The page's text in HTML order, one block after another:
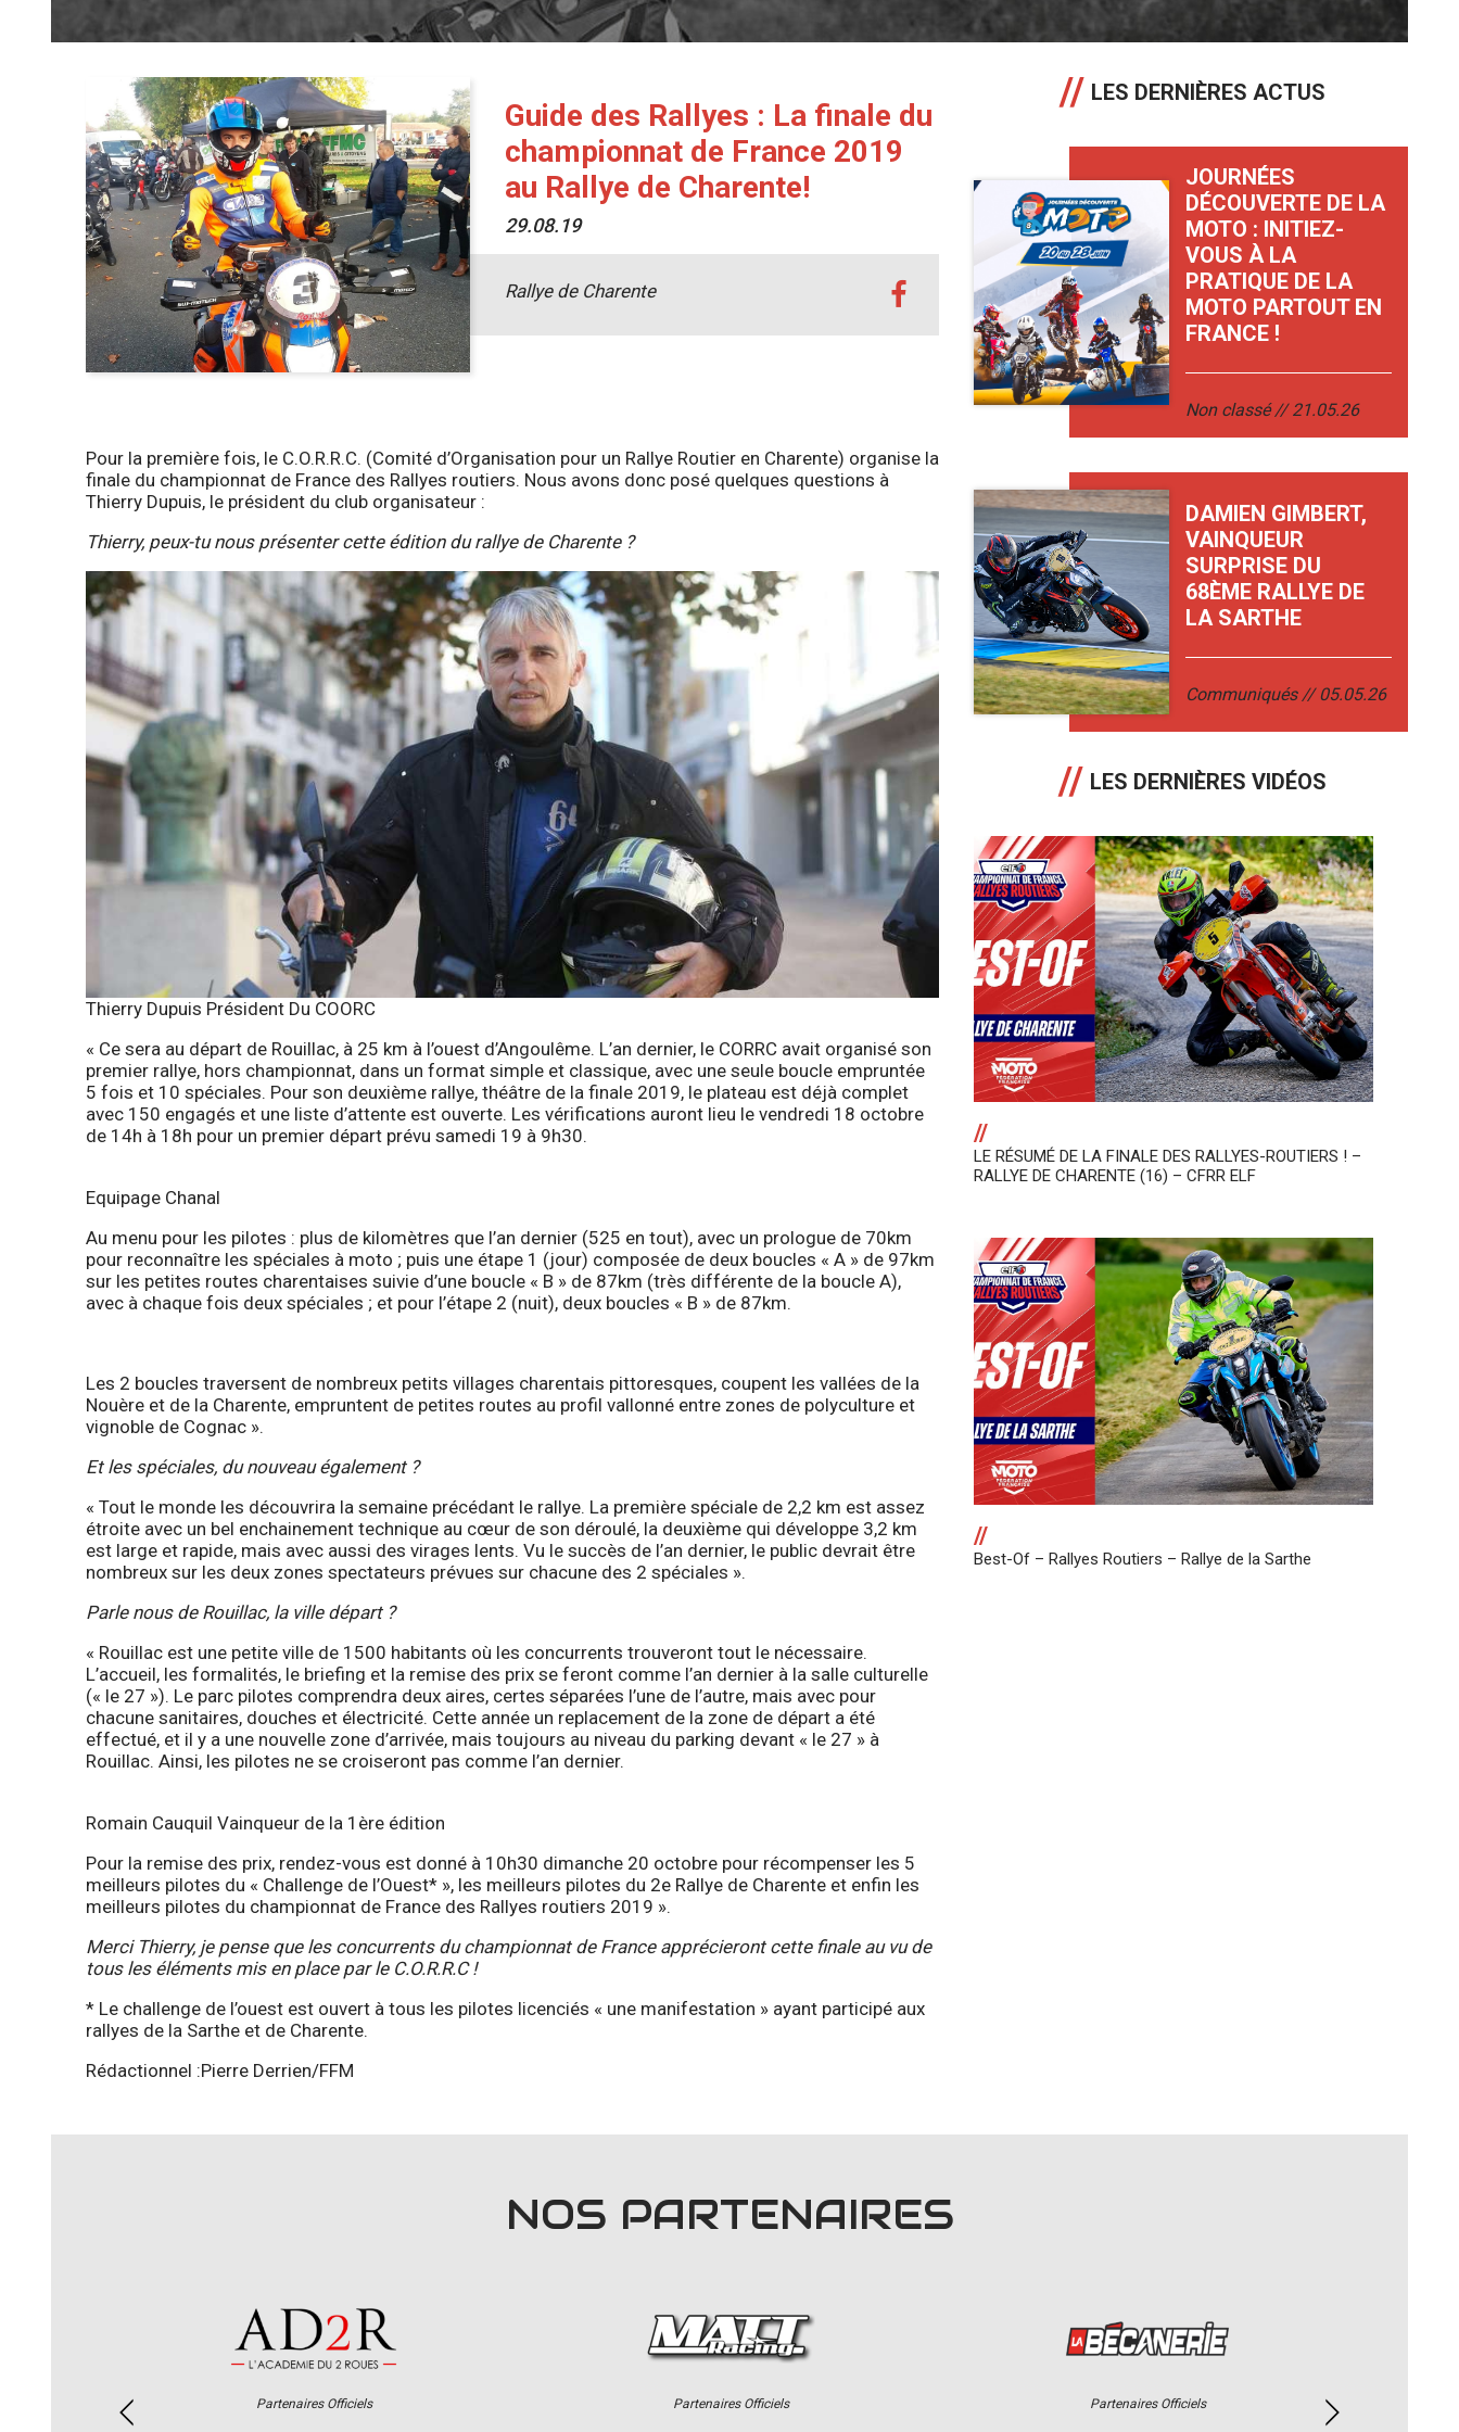
Guide des Rallyes : La finale du
championnat de France 2019
au Rallye de Charente!
29.08.19
Rallye de Charente
Pour la première fois, le C.O.R.R.C. (Comité d’Organisation pour un Rallye Routier en Charente) organise la
finale du championnat de France des Rallyes routiers. Nous avons donc posé quelques questions à
Thierry Dupuis, le président du club organisateur :
Thierry, peux-tu nous présenter cette édition du rallye de Charente ?
Thierry Dupuis Président Du COORC
« Ce sera au départ de Rouillac, à 25 km à l’ouest d’Angoulême. L’an dernier, le CORRC avait organisé son
premier rallye, hors championnat, dans un format simple et classique, avec une seule boucle empruntée
5 fois et 10 spéciales. Pour son deuxième rallye, théâtre de la finale 2019, le plateau est déjà complet
avec 150 engagés et une liste d’attente est ouverte. Les vérifications auront lieu le vendredi 18 octobre
de 14h à 18h pour un premier départ prévu samedi 19 à 9h30.
Equipage Chanal
Au menu pour les pilotes : plus de kilomètres que l’an dernier (525 en tout), avec un prologue de 70km
pour reconnaître les spéciales à moto ; puis une étape 1 (jour) composée de deux boucles « A » de 97km
sur les petites routes charentaises suivie d’une boucle « B » de 87km (très différente de la boucle A),
avec à chaque fois deux spéciales ; et pour l’étape 2 (nuit), deux boucles « B » de 87km.
Les 2 boucles traversent de nombreux petits villages charentais pittoresques, coupent les vallées de la
Nouère et de la Charente, empruntent de petites routes au profil vallonné entre zones de polyculture et
vignoble de Cognac ».
Et les spéciales, du nouveau également ?
« Tout le monde les découvrira la semaine précédant le rallye. La première spéciale de 2,2 km est assez
étroite avec un bel enchainement technique au cœur de son déroulé, la deuxième qui développe 3,2 km
est large et rapide, mais avec aussi des virages lents. Vu le succès de l’an dernier, le public devrait être
nombreux sur les deux zones spectateurs prévues sur chacune des 2 spéciales ».
Parle nous de Rouillac, la ville départ ?
« Rouillac est une petite ville de 1500 habitants où les concurrents trouveront tout le nécessaire.
L’accueil, les formalités, le briefing et la remise des prix se feront comme l’an dernier à la salle culturelle
(« le 27 »). Le parc pilotes comprendra deux aires, certes séparées l’une de l’autre, mais avec pour
chacune sanitaires, douches et électricité. Cette année un replacement de la zone de départ a été
effectué, et il y a une nouvelle zone d’arrivée, mais toujours au niveau du parking devant « le 27 » à
Rouillac. Ainsi, les pilotes ne se croiseront pas comme l’an dernier.
Romain Cauquil Vainqueur de la 1ère édition
Pour la remise des prix, rendez-vous est donné à 10h30 dimanche 20 octobre pour récompenser les 5
meilleurs pilotes du « Challenge de l’Ouest* », les meilleurs pilotes du 2e Rallye de Charente et enfin les
meilleurs pilotes du championnat de France des Rallyes routiers 2019 ».
Merci Thierry, je pense que les concurrents du championnat de France apprécieront cette finale au vu de
tous les éléments mis en place par le C.O.R.R.C !
* Le challenge de l’ouest est ouvert à tous les pilotes licenciés « une manifestation » ayant participé aux
rallyes de la Sarthe et de Charente.
Rédactionnel :Pierre Derrien/FFM
LES DERNIÈRES ACTUS
JOURNÉES
DÉCOUVERTE DE LA
MOTO : INITIEZ-
VOUS À LA
PRATIQUE DE LA
MOTO PARTOUT EN
FRANCE !
Non classé 21.05.26
DAMIEN GIMBERT,
VAINQUEUR
SURPRISE DU
68ÈME RALLYE DE
LA SARTHE
Communiqués 05.05.26
LES DERNIÈRES VIDÉOS
//
LE RÉSUMÉ DE LA FINALE DES RALLYES-ROUTIERS ! –
RALLYE DE CHARENTE (16) – CFRR ELF
//
Best-Of – Rallyes Routiers – Rallye de la Sarthe
NOS PARTENAIRES
Partenaires Officiels Partenaires Officiels Partenaires Officiels